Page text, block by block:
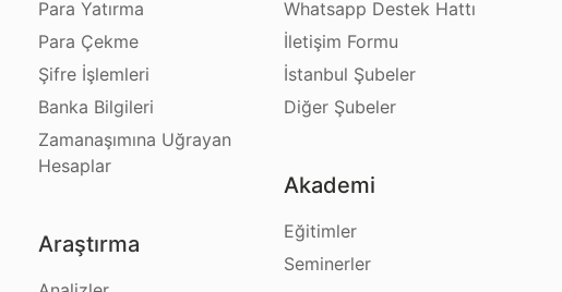
Para Yatırma
Para Çekme
Şifre İşlemleri
Banka Bilgileri
Zamanaşımına Uğrayan
Hesaplar
Araştırma
Whatsapp Destek Hattı
İletişim Formu
İstanbul Şubeler
Diğer Şubeler
Akademi
Eğitimler
Seminerler